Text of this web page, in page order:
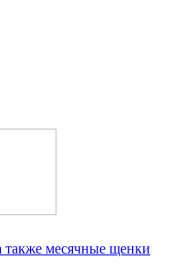
также месячные щенки